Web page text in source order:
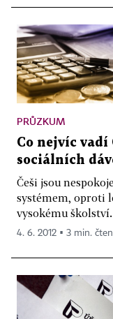
PRŮZKUM
Co nejvíc vadí
sociálních
Češi jsou
systémem, oproti
vysokému
4. 6. 2012 ▪ 3 min.